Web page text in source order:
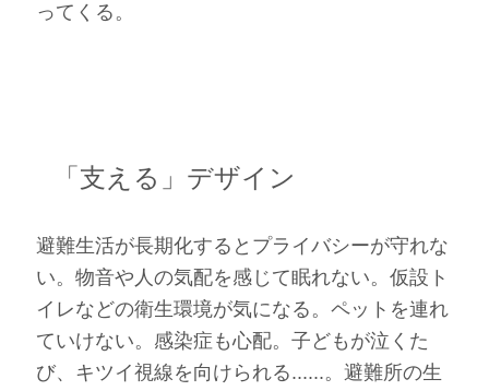
ってくる。
「支える」デザイン
避難生活が長期化するとプライバシーが守れな
い。物音や人の気配を感じて眠れない。仮設ト
イレなどの衛生環境が気になる。ペットを連れ
ていけない。感染症も心配。子どもが泣くた
び、キツイ視線を向けられる......。避難所の生